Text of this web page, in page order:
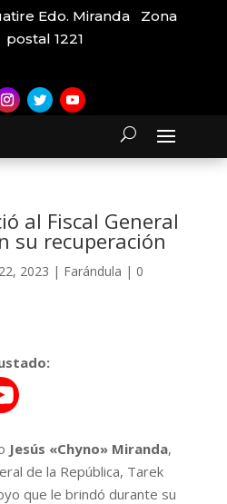
Edo. Miranda Zona
postal 1221
al Fiscal General
su recuperación
2023 | Farándula | 0
Jesús «Chyno» Miranda,
de la República, Tarek
que le brindó durante su